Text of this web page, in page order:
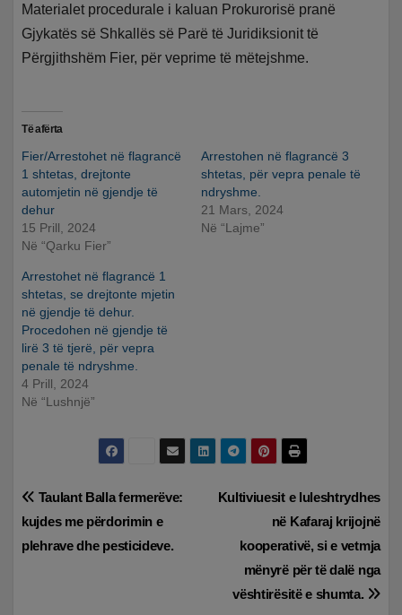
Materialet procedurale i kaluan Prokurorisë pranë
Gjykatës së Shkallës së Parë të Juridiksionit të
Përgjithshëm Fier, për veprime të mëtejshme.
Të afërta
Fier/Arrestohet në flagrancë
1 shtetas, drejtonte
automjetin në gjendje të
dehur
15 Prill, 2024
Në “Qarku Fier”
Arrestohen në flagrancë 3
shtetas, për vepra penale të
ndryshme.
21 Mars, 2024
Në “Lajme”
Arrestohet në flagrancë 1
shtetas, se drejtonte mjetin
në gjendje të dehur.
Procedohen në gjendje të
lirë 3 të tjerë, për vepra
penale të ndryshme.
4 Prill, 2024
Në “Lushnjë”
Lëvizje
te
Kultiviuesit e luleshtrydhes
në Kafaraj krijojnë
kooperativë, si e vetmja
mënyrë për të dalë nga
vështirësitë e shumta.
Taulant Balla fermerëve:
kujdes me përdorimin e
plehrave dhe pesticideve.